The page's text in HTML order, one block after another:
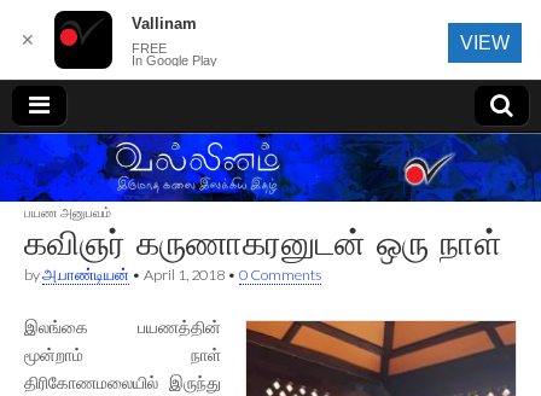
வல்லினம்
பயண அனுபவம்
கவிஞர் கருணாகரனுடன் ஒரு நாள்
byஅ.பாண்டியன் • April 1, 2018 • 0 Comments
இலங்கை பயணத்தின்
மூன்றாம் நாள்
திரிகோணமலையில் இருந்து
✕
Vallinam
FREE
In Google Play
VIEW